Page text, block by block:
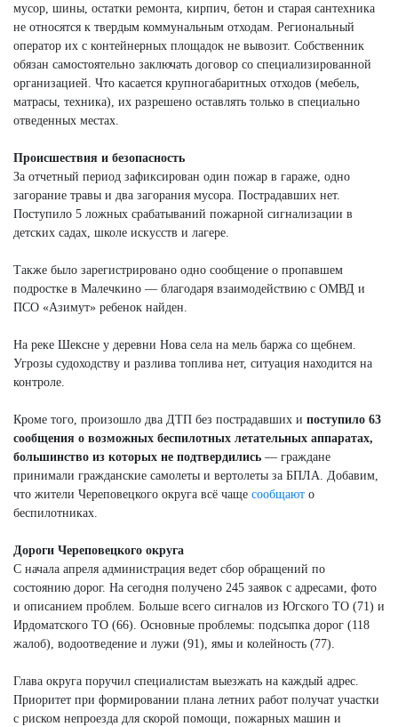
мусор, шины, остатки ремонта, кирпич, бетон и старая сантехника
не относятся к твердым коммунальным отходам. Региональный
оператор их с контейнерных площадок не вывозит. Собственник
обязан самостоятельно заключать договор со специализированной
организацией. Что касается крупногабаритных отходов (мебель,
матрасы, техника), их разрешено оставлять только в специально
отведенных местах.
Происшествия и безопасность
За отчетный период зафиксирован один пожар в гараже, одно
загорание травы и два загорания мусора. Пострадавших нет.
Поступило 5 ложных срабатываний пожарной сигнализации в
детских садах, школе искусств и лагере.
Также было зарегистрировано одно сообщение о пропавшем
подростке в Малечкино — благодаря взаимодействию с ОМВД и
ПСО «Азимут» ребенок найден.
На реке Шексне у деревни Нова села на мель баржа со щебнем.
Угрозы судоходству и разлива топлива нет, ситуация находится на
контроле.
Кроме того, произошло два ДТП без пострадавших и поступило 63
сообщения о возможных беспилотных летательных аппаратах,
большинство из которых не подтвердились — граждане
принимали гражданские самолеты и вертолеты за БПЛА. Добавим,
что жители Череповецкого округа всё чаще сообщают о
беспилотниках.
Дороги Череповецкого округа
С начала апреля администрация ведет сбор обращений по
состоянию дорог. На сегодня получено 245 заявок с адресами, фото
и описанием проблем. Больше всего сигналов из Югского ТО (71) и
Ирдоматского ТО (66). Основные проблемы: подсыпка дорог (118
жалоб), водоотведение и лужи (91), ямы и колейность (77).
Глава округа поручил специалистам выезжать на каждый адрес.
Приоритет при формировании плана летних работ получат участки
с риском непроезда для скорой помощи, пожарных машин и